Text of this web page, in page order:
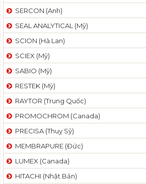
SERCON (Anh)
SEAL ANALYTICAL (Mỹ)
SCION (Hà Lan)
SCIEX (Mỹ)
SABIO (Mỹ)
RESTEK (Mỹ)
RAYTOR (Trung Quốc)
PROMOCHROM (Canada)
PRECISA (Thuỵ Sỹ)
MEMBRAPURE (Đức)
LUMEX (Canada)
HITACHI (Nhật Bản)